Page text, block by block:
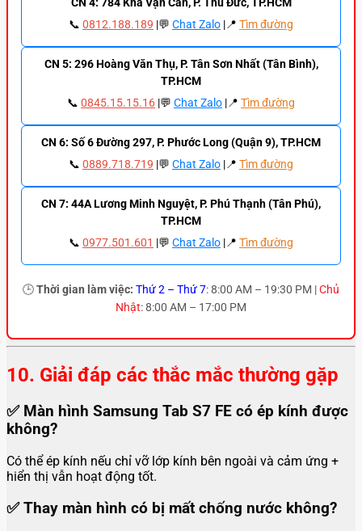
CN 4: 784 Kha Vạn Cân, P. Thủ Đức, TP.HCM
📞 0812.188.189 |💬 Chat Zalo |📍 Tìm đường
CN 5: 296 Hoàng Văn Thụ, P. Tân Sơn Nhất (Tân Bình),
TP.HCM
📞 0845.15.15.16 |💬 Chat Zalo |📍 Tìm đường
CN 6: Số 6 Đường 297, P. Phước Long (Quận 9), TP.HCM
📞 0889.718.719 |💬 Chat Zalo |📍 Tìm đường
CN 7: 44A Lương Minh Nguyệt, P. Phú Thạnh (Tân Phú),
TP.HCM
📞 0977.501.601 |💬 Chat Zalo |📍 Tìm đường
🕒Thời gian làm việc: Thứ 2 – Thứ 7: 8:00 AM – 19:30 PM |Chủ
Nhật: 8:00 AM – 17:00 PM
10. Giải đáp các thắc mắc thường gặp
✅ Màn hình Samsung Tab S7 FE có ép kính được
không?
Có thể ép kính nếu chỉ vỡ lớp kính bên ngoài và cảm ứng +
hiển thị vẫn hoạt động tốt.
✅ Thay màn hình có bị mất chống nước không?